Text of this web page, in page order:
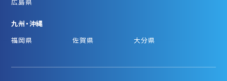
九州・沖縄
福岡県
佐賀県 大分県